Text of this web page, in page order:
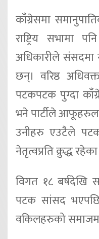
काँग्रेसमा
राष्ट्रिय सभामा
अधिकारीले संसदमा
छन्। वरिष्ठ
पटकपटक पुग्दा
भने पार्टीले
उनीहरु एउटैले
नेतृत्वप्रति क्रुद्ध
विगत १८ बर्षदेखि
पटक सांसद
वकिलहरुको